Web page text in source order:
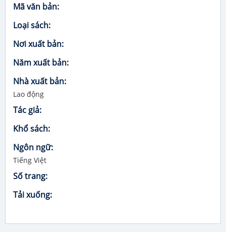
Mã văn bản:
Loại sách:
Nơi xuất bản:
Năm xuất bản:
Nhà xuất bản:
Lao động
Tác giả:
Khổ sách:
Ngôn ngữ:
Tiếng Việt
Số trang:
Tải xuống: